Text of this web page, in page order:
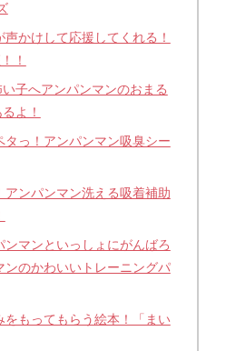
かけして応援してくれる！
！
い子へアンパンマンのおまる
よ！
タっ！アンパンマン吸臭シー
アンパンマン洗える吸着補助
ンマンといっしょにがんばろ
ンのかわいいトレーニングパ
をもってもらう絵本！「まい